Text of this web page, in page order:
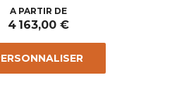
Prix
A PARTIR DE
4 163,00 €